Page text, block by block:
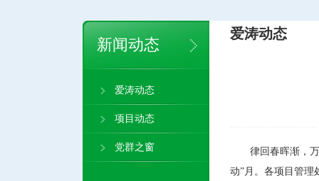
爱涛动态
律回春晖渐，
动”月。各项目管理
新闻动态
爱涛动态
项目动态
党群之窗